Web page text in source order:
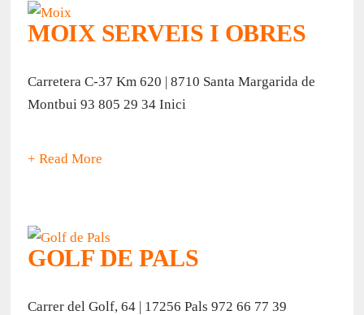
MOIX SERVEIS I OBRES
Carretera C-37 Km 620 | 8710 Santa Margarida de
Montbui 93 805 29 34 Inici
+ Read More
GOLF DE PALS
Carrer del Golf, 64 | 17256 Pals 972 66 77 39